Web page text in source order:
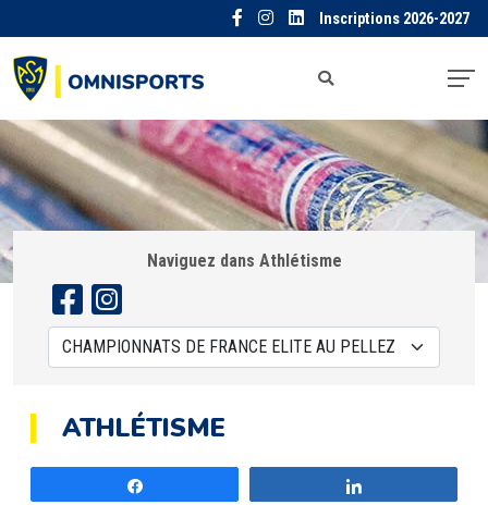
Inscriptions 2026-2027
Naviguez dans Athlétisme
ATHLÉTISME